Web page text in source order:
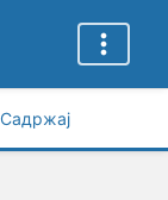
Садржај